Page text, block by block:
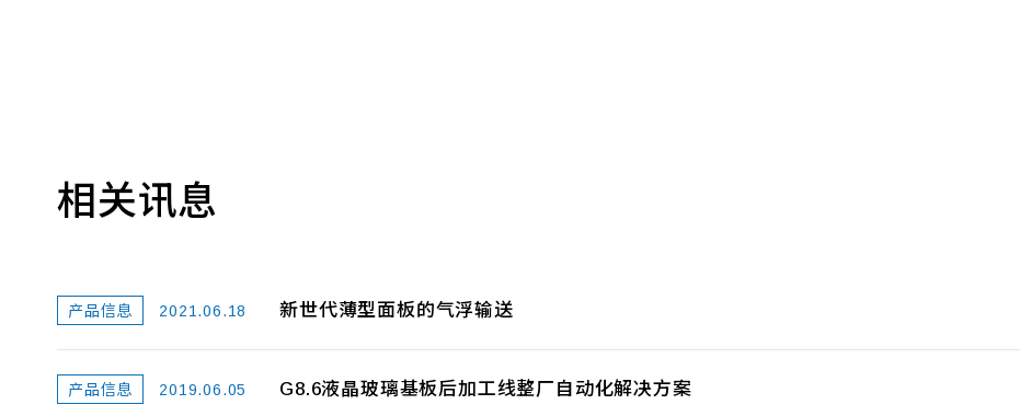
相关讯息
产品信息 2021.06.18 新世代薄型面板的气浮输送
产品信息 2019.06.05 G8.6液晶玻璃基板后加工线整厂自动化解决方案